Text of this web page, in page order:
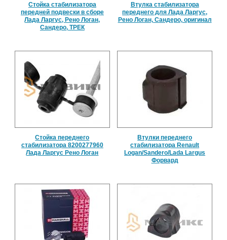
Стойка стабилизатора
передней подвески в сборе
Лада Ларгус, Рено Логан,
Сандеро, ТРЕК
Втулка стабилизатора
переднего для Лада Ларгус,
Рено Логан, Сандеро, оригинал
Стойка переднего
стабилизатора 8200277960
Лада Ларгус Рено Логан
Втулки переднего
стабилизатора Renault
Logan/Sandero/Lada Largus
Форвард